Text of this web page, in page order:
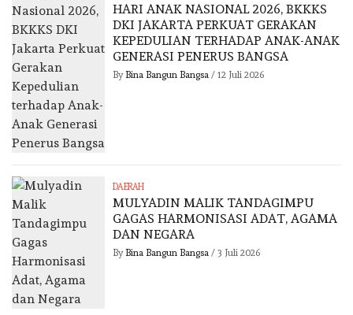
HARI ANAK NASIONAL 2026, BKKKS
DKI JAKARTA PERKUAT GERAKAN
KEPEDULIAN TERHADAP ANAK-ANAK
GENERASI PENERUS BANGSA
By Bina Bangun Bangsa / 12 Juli 2026
DAERAH
MULYADIN MALIK TANDAGIMPU
GAGAS HARMONISASI ADAT, AGAMA
DAN NEGARA
By Bina Bangun Bangsa / 3 Juli 2026